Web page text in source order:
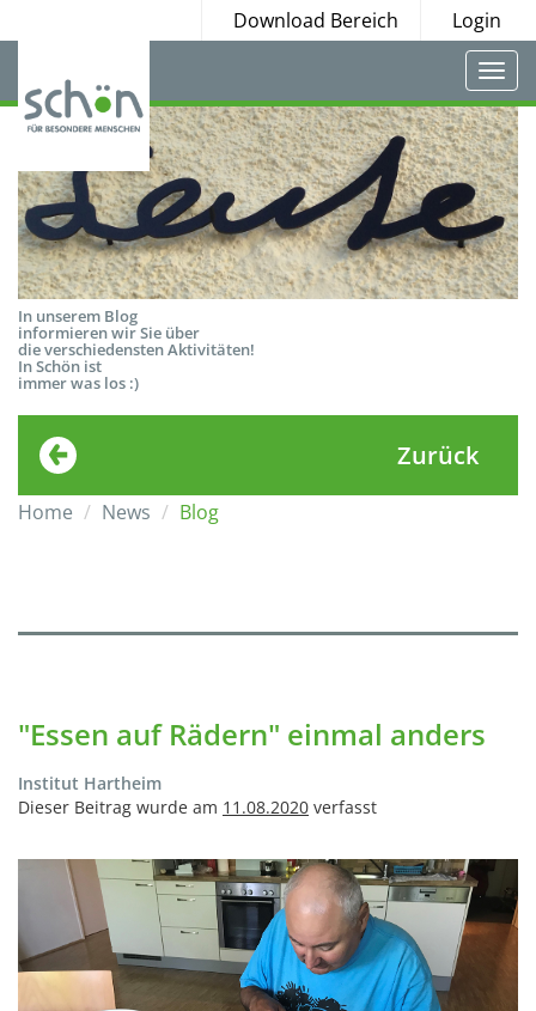
Download Bereich Login
In unserem Blog
informieren wir Sie über
die verschiedensten Aktivitäten!
In Schön ist
immer was los :)
Zurück
Home News Blog
"Essen auf Rädern" einmal anders
Institut Hartheim
Dieser Beitrag wurde am 11.08.2020 verfasst